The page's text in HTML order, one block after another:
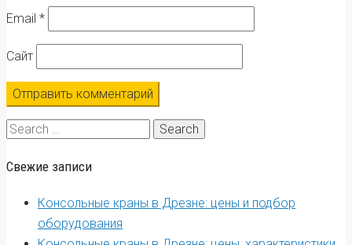
Email *
Сайт
Search
Свежие записи
Консольные краны в Дрезне: цены и подбор
оборудования